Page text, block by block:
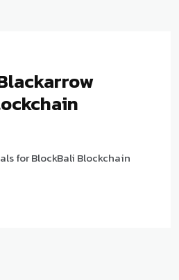
for BlockBali Blockchain